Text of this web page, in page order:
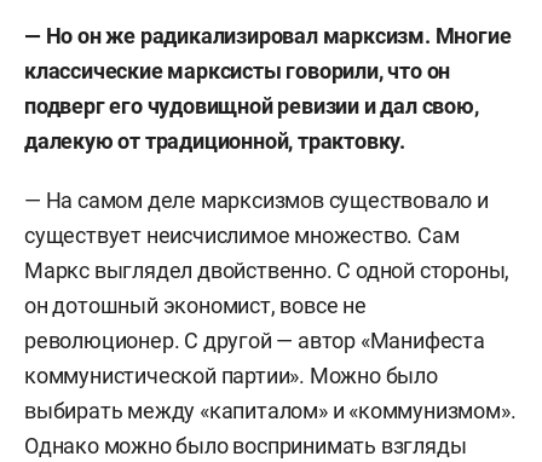
политических, социальных и этнонациональных
движений; феномен революционного и
политического лидерства; массовая психология,
социальная психология кризисных ситуаций,
историография и методология истории.
«История образования СССР и
критика ее фальсификаторов», 1982
(в соавторстве сС.В. Кулешовым);
«Красная смута. Природа и
последствия революционного
— Но он же радикализировал марксизм. Многие
классические марксисты говорили, что он
подверг его чудовищной ревизии и дал свою,
далекую от традиционной, трактовку.
— На самом деле марксизмов существовало и
существует неисчислимое множество. Сам
Маркс выглядел двойственно. С одной стороны,
он дотошный экономист, вовсе не
революционер. С другой — автор «Манифеста
коммунистической партии». Можно было
выбирать между «капиталом» и «коммунизмом».
Однако можно было воспринимать взгляды